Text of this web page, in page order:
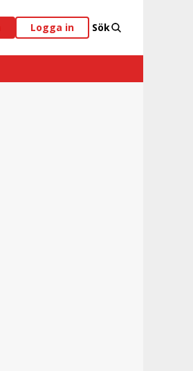
Logga in Sök